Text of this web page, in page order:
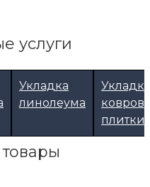
услуги
Укладка
линолеума
Укладка
плитки